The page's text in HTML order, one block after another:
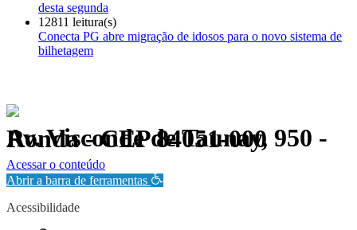
desta segunda
12811 leitura(s)
Conecta PG abre migração de idosos para o novo sistema de
bilhetagem
Av. Visconde de Taunay, 950 - Ronda - CEP 84051-000
Política de Privacidade.
Acessar o conteúdo
Abrir a barra de ferramentas
Acessibilidade